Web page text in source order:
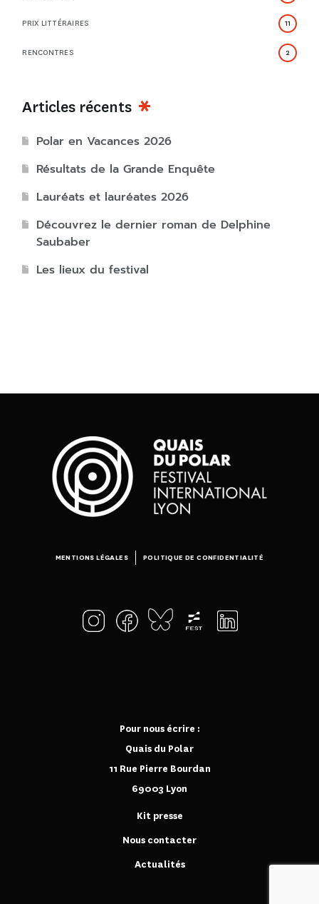
PRIX LITTÉRAIRES 11
RENCONTRES 2
Articles récents
Polar en Vacances 2026
Résultats de la Grande Enquête
Lauréats et lauréates 2026
Découvrez le dernier roman de Delphine
Saubaber
Les lieux du festival
Pour nous écrire :
Quais du Polar
11 Rue Pierre Bourdan
69003 Lyon
MENTIONS LÉGALES POLITIQUE DE CONFIDENTIALITÉ
Kit presse
Nous contacter
Actualités